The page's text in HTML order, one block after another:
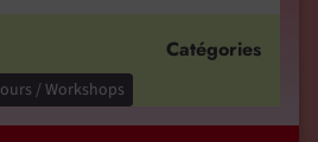
Catégories
/ Workshops